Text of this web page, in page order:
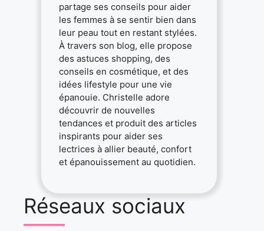
partage ses conseils pour aider
les femmes à se sentir bien dans
leur peau tout en restant stylées.
À travers son blog, elle propose
des astuces shopping, des
conseils en cosmétique, et des
idées lifestyle pour une vie
épanouie. Christelle adore
découvrir de nouvelles
tendances et produit des articles
inspirants pour aider ses
lectrices à allier beauté, confort
et épanouissement au quotidien.
Réseaux sociaux